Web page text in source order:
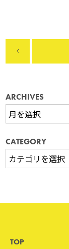
ARCHIVES
CATEGORY
TOP